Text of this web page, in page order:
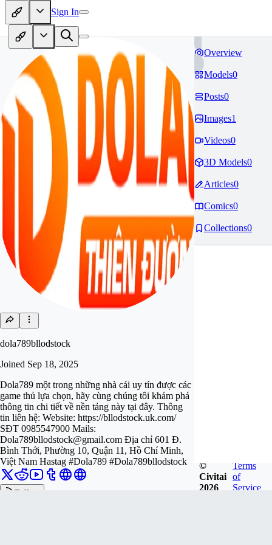
Sign In
dola789bllodstock
Joined Sep 18, 2025
Dola789 một trong những nhà cái uy tín được các
game thủ lựa chọn, hãy cùng chúng tôi khám phá
thông tin chi tiết về nền tảng này tại đây. Thông
tin liên hệ: Website: https://bllodstock.uk.com/
SĐT 0985547900 Mails:
Dola789bllodstock@gmail.com Địa chỉ 601 Đ.
Bình Thới, Phường 10, Quận 11, Hồ Chí Minh,
Việt Nam Hastag #Dola789 #Dola789bllodstock
Follow
Overview
Models0
Posts0
Images1
Videos0
3D Models0
Articles0
Comics0
Collections0
©
Civitai
2026
Terms
of
Service